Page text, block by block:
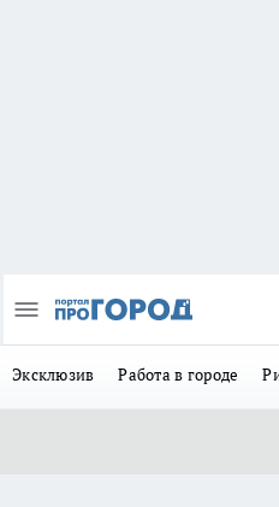
Эксклюзив Работа в городе